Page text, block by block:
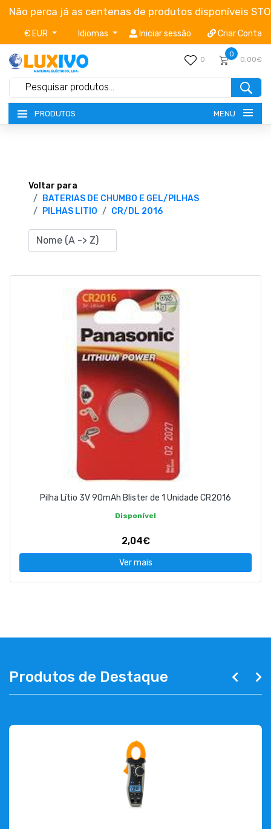
Não perca já as centenas de produtos disponíveis
€ EUR Idiomas Iniciar sessão Criar Conta
0
0
0,00€
PRODUTOS MENU
TERMOS E CONDIÇÕES
CATÁLOGOS
CAMPANHAS
EMPRESA
geral@luxivo.pt
Voltar para
BATERIAS DE CHUMBO E GEL/PILHAS
PILHAS LITIO
CR/DL 2016
Pilha Lítio 3V 90mAh Blister de 1 Unidade CR2016
Disponível
2,04€
Ver mais
Produtos de Destaque